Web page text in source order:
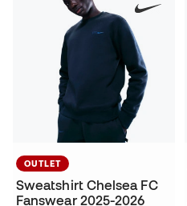
OUTLET
Sweatshirt Chelsea FC
Fanswear 2025-2026